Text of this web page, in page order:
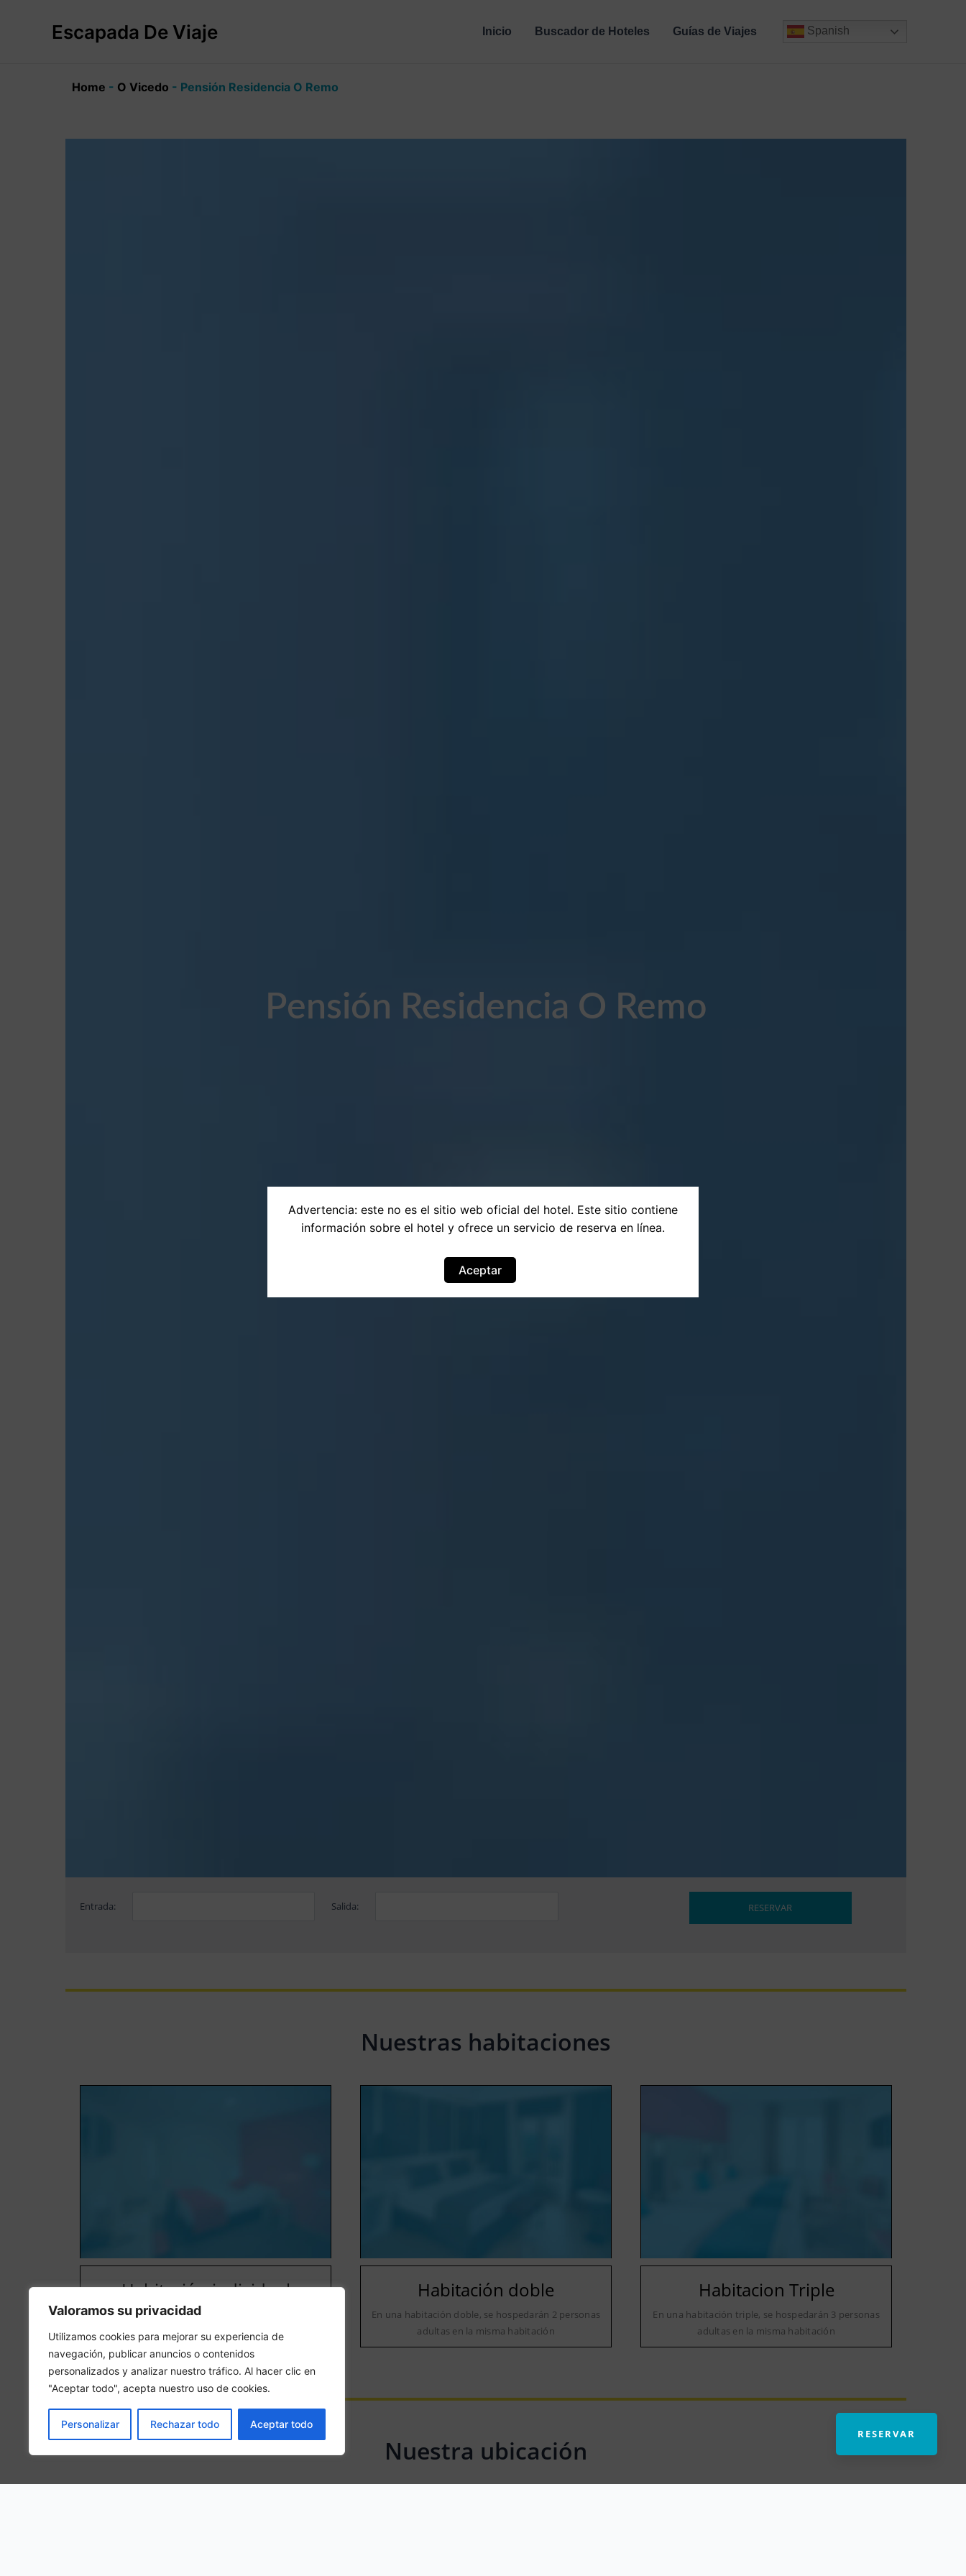
Valoramos su privacidad
Utilizamos cookies para mejorar su experiencia de
navegación, publicar anuncios o contenidos
personalizados y analizar nuestro tráfico. Al hacer clic en
"Aceptar todo", acepta nuestro uso de cookies.
Personalizar Rechazar todo Aceptar todo
Escapada De Viaje Inicio Buscador de Hoteles Guías de Viajes Spanish
Home - O Vicedo - Pensión Residencia O Remo
Pensión Residencia O Remo
Entrada: Salida: RESERVAR
Nuestras habitaciones
Habitación individual
En una habitación individual, se hospedará 1 persona
adulta en la habitación
Habitación doble
En una habitación doble, se hospedarán 2 personas
adultas en la misma habitación
Habitacion Triple
En una habitación triple, se hospedarán 3 personas
adultas en la misma habitación
Nuestra ubicación
Rúa Rosalía de Castro, 17, 27860 O Vicedo, Lugo, Spain
RESERVAR
Advertencia: este no es el sitio web oficial del hotel. Este sitio contiene
información sobre el hotel y ofrece un servicio de reserva en línea.
Aceptar